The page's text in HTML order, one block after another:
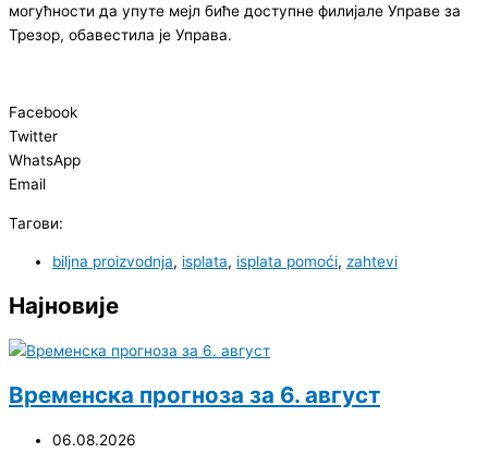
могућности да упуте мејл биће доступне филијале Управе за
Трезор, обавестила је Управа.
Facebook
Twitter
WhatsApp
Email
Тагови:
biljna proizvodnja, isplata, isplata pomoći, zahtevi
Најновије
Временска прогноза за 6. август
06.08.2026